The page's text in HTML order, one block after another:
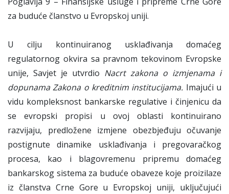
za buduće članstvo u Evropskoj uniji.
U cilju kontinuiranog usklađivanja domaćeg
regulatornog okvira sa pravnom tekovinom Evropske
unije, Savjet je utvrdio Nacrt zakona o izmjenama i
dopunama Zakona o kreditnim institucijama. Imajući u
vidu kompleksnost bankarske regulative i činjenicu da
se evropski propisi u ovoj oblasti kontinuirano
razvijaju, predložene izmjene obezbjeđuju očuvanje
postignute dinamike usklađivanja i pregovaračkog
procesa, kao i blagovremenu pripremu domaćeg
bankarskog sistema za buduće obaveze koje proizilaze
iz članstva Crne Gore u Evropskoj uniji, uključujući